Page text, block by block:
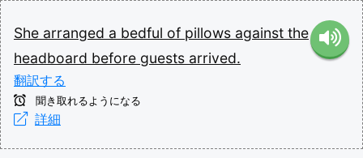
She arranged a bedful of pillows against the
headboard before guests arrived.
翻訳する
聞き取れるようになる
詳細